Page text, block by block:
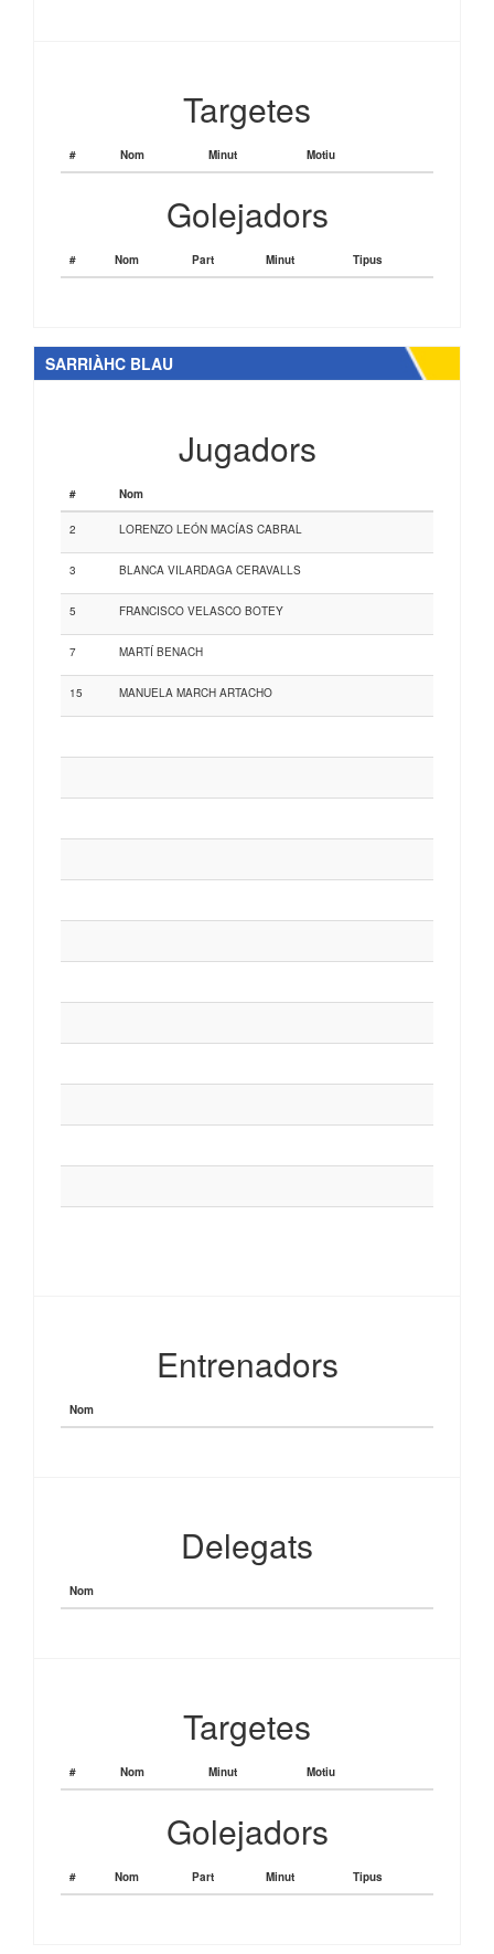
Targetes
# Nom Minut Motiu
Golejadors
# Nom Part Minut Tipus
SARRIÀHC BLAU
Jugadors
# Nom
2 LORENZO LEÓN MACÍAS CABRAL
3 BLANCA VILARDAGA CERAVALLS
5 FRANCISCO VELASCO BOTEY
7 MARTÍ BENACH
15 MANUELA MARCH ARTACHO
Entrenadors
Nom
Delegats
Nom
Targetes
# Nom Minut Motiu
Golejadors
# Nom Part Minut Tipus